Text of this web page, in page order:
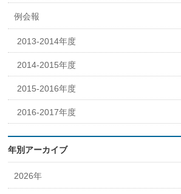
例会報
2013-2014年度
2014-2015年度
2015-2016年度
2016-2017年度
年別アーカイブ
2026年